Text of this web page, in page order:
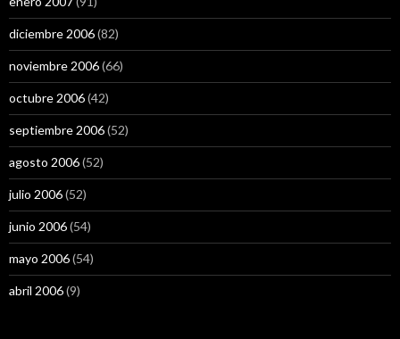
diciembre 2006(82)
noviembre 2006(66)
octubre 2006(42)
septiembre 2006(52)
agosto 2006(52)
julio 2006(52)
junio 2006(54)
mayo 2006(54)
abril 2006(9)